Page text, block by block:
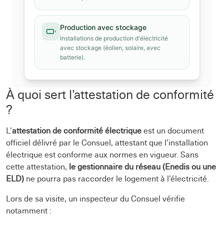
À quoi sert l’attestation de conformité
?
L’attestation de conformité électrique est un document
officiel délivré par le Consuel, attestant que l’installation
électrique est conforme aux normes en vigueur. Sans
cette attestation, le gestionnaire du réseau (Enedis ou une
ELD) ne pourra pas raccorder le logement à l’électricité.
Lors de sa visite, un inspecteur du Consuel vérifie
notamment :